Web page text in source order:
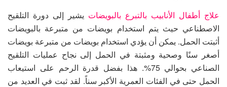
علاج أطفال الأنابيب بالتبرع بالبويضات يشير إلى دورة التلقيح
الاصطناعي حيث يتم استخدام بويضات من متبرعة بالبويضات
أثبتت الحمل. يمكن أن يؤدي استخدام بويضات من متبرعة بويضات
أصغر سنًا وصحية ومثبتة في الحمل إلى نجاح عمليات التلقيح
الصناعي بحوالي 75%. هذا بفضل قدرة الرحم على استيعاب
الحمل حتى في الفئات العمرية الأكبر سناً. لقد ثبت في العديد من